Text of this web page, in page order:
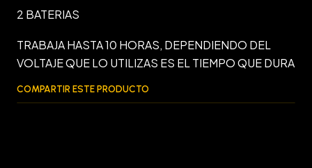
2 BATERIAS
TRABAJA HASTA 10 HORAS, DEPENDIENDO DEL
VOLTAJE QUE LO UTILIZAS ES EL TIEMPO QUE DURA
COMPARTIR ESTE PRODUCTO